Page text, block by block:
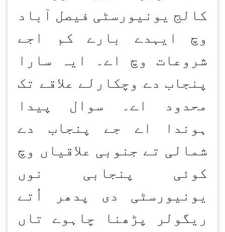
کالج یونیورسٹی فیصل آباد
وچ ایہدے بارے کم اجے
شروعات وچ اے۔ ایہ سارا
پنجاب دے وچکارلے علاقے تک
محدود اے۔ سوال پیدا
ہوندا اے جے پنجاب دے
شمالی تے جنوبی علاقیاں وچ
کوئی پنجابی نوں
یونیورسٹی دی پدھر اُتے
ریگولر پڑھنا چاہوے تاں